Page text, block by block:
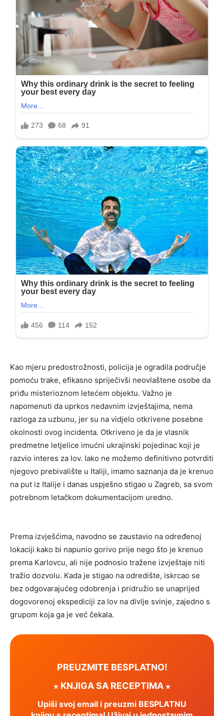
Kao mjeru predostrožnosti, policija je ogradila područje
pomoću trake, efikasno spriječivši neovlaštene osobe da
priđu misterioznom letećem objektu. Važno je
napomenuti da uprkos nedavnim izvještajima, nema
razloga za uzbunu, jer su na vidjelo otkrivene posebne
okolnosti ovog incidenta. Otkriveno je da je vlasnik
predmetne letjelice imućni ukrajinski pojedinac koji je
razvio interes za lov. Iako ne možemo definitivno potvrditi
njegovo prebivalište u Italiji, imamo saznanja da je krenuo
na put iz Italije i danas uspješno stigao u Zagreb, sa svom
potrebnom letačkom dokumentacijom uredno.
Prema izvješćima, navodno se zaustavio na određenoj
lokaciji kako bi napunio gorivo prije nego što je krenuo
prema Karlovcu, ali nije podnosio tražene izvještaje niti
tražio dozvolu. Kada je stigao na odredište, iskrcao se
bez odgovarajućeg odobrenja i pridružio se unaprijed
dogovorenoj ekspediciji za lov na divlje svinje, zajedno s
grupom koja ga je već čekala.
PREUZMITE BESPLATNO!
⋆ KNJIGA SA RECEPTIMA ⋆
Upiši svoj email i preuzmi BESPLATNU